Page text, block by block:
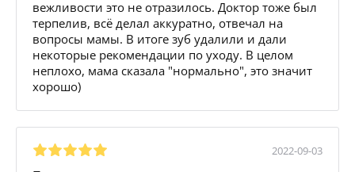
вежливости это не отразилось. Доктор тоже был
терпелив, всё делал аккуратно, отвечал на
вопросы мамы. В итоге зуб удалили и дали
некоторые рекомендации по уходу. В целом
неплохо, мама сказала "нормально", это значит
хорошо)
2022-09-03